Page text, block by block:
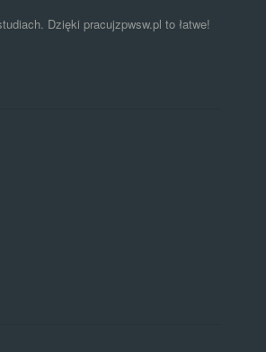
Dzięki pracujzpwsw.pl to łatwe!